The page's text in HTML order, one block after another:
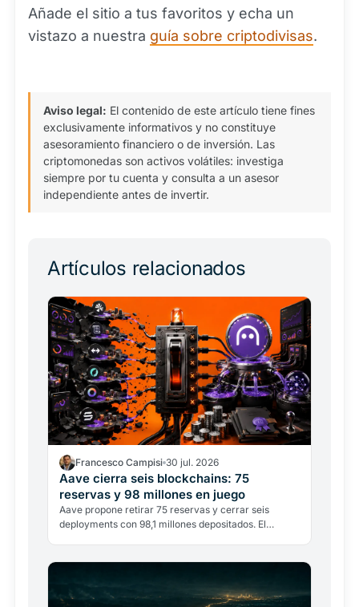
Añade el sitio a tus favoritos y echa un
vistazo a nuestra guía sobre criptodivisas.
Aviso legal: El contenido de este artículo tiene fines
exclusivamente informativos y no constituye
asesoramiento financiero o de inversión. Las
criptomonedas son activos volátiles: investiga
siempre por tu cuenta y consulta a un asesor
independiente antes de invertir.
Artículos relacionados
Francesco Campisi 30 jul. 2026
Aave cierra seis blockchains: 75
reservas y 98 millones en juego
Aave propone retirar 75 reservas y cerrar seis
deployments con 98,1 millones depositados. El